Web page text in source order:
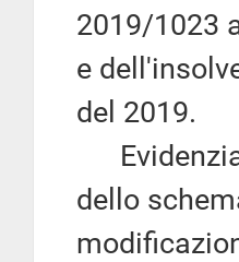
2019/1023
e
del 2019.
dello